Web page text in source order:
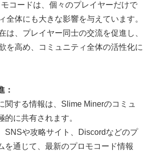
コードは、個々のプレイヤーだけで
全体にも大きな影響を与えています。
は、プレイヤー同士の交流を促進し、
を高め、コミュニティ全体の活性化に
：
関する情報は、Slime Minerのコミュ
的に共有されます。
SNSや攻略サイト、Discordなどのプ
を通じて、最新のプロモコード情報